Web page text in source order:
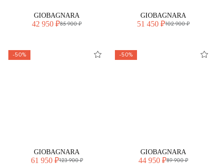
GIOBAGNARA
42 950 ₽85 900 ₽
GIOBAGNARA
51 450 ₽102 900 ₽
-50%
GIOBAGNARA
61 950 ₽123 900 ₽
-50%
GIOBAGNARA
44 950 ₽89 900 ₽